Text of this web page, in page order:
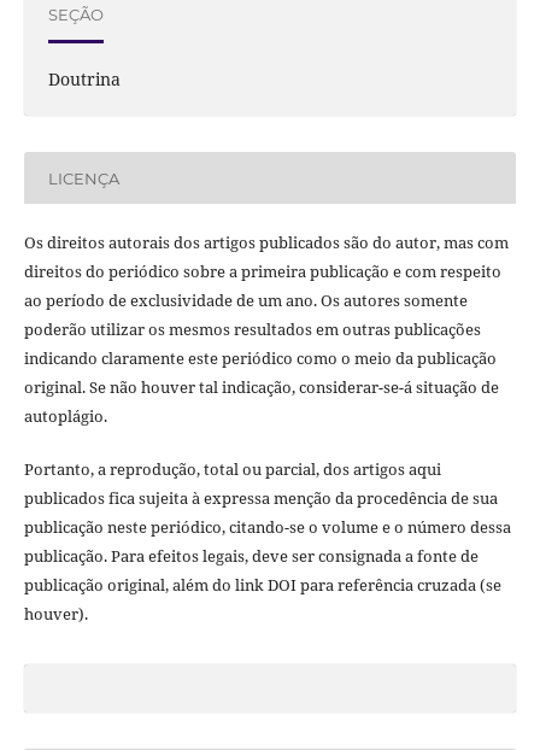
SEÇÃO
Doutrina
LICENÇA
Os direitos autorais dos artigos publicados são do autor, mas com
direitos do periódico sobre a primeira publicação e com respeito
ao período de exclusividade de um ano. Os autores somente
poderão utilizar os mesmos resultados em outras publicações
indicando claramente este periódico como o meio da publicação
original. Se não houver tal indicação, considerar-se-á situação de
autoplágio.
Portanto, a reprodução, total ou parcial, dos artigos aqui
publicados fica sujeita à expressa menção da procedência de sua
publicação neste periódico, citando-se o volume e o número dessa
publicação. Para efeitos legais, deve ser consignada a fonte de
publicação original, além do link DOI para referência cruzada (se
houver).